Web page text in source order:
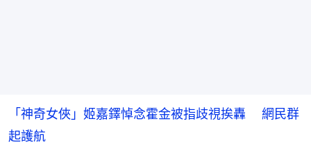
「神奇女俠」姬嘉鐸悼念霍金被指歧視挨轟 網民群
起護航